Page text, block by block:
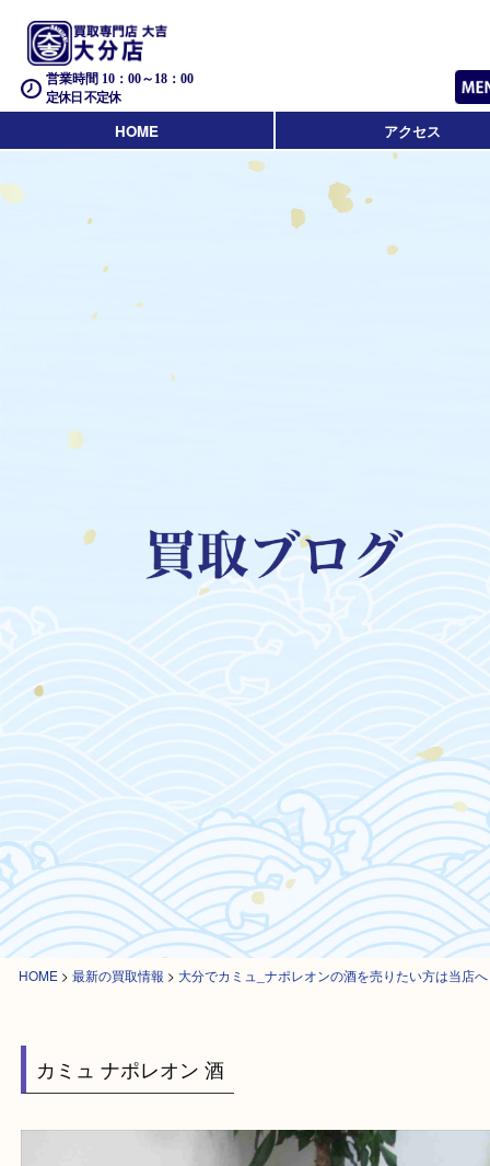
営業時間 10：00～18：00
定休日 不定休
HOME アクセス
HOME
カミュ ナポレオン 酒